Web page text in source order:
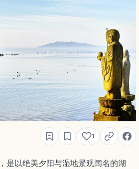
1
是以绝美夕阳与湿地景观闻名的湖